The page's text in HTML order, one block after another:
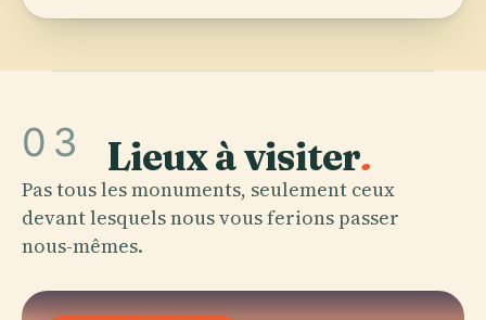
03 Lieux à visiter.
Pas tous les monuments, seulement ceux
devant lesquels nous vous ferions passer
nous-mêmes.